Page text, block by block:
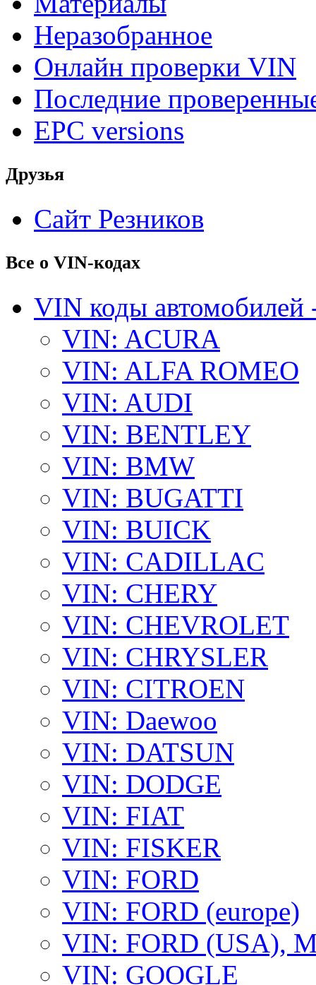
Неразобранное
Онлайн проверки VIN
Последние
EPC versions
Друзья
Сайт Резников
Все о VIN-кодах
VIN коды автомобилей
VIN: ACURA
VIN: ALFA ROMEO
VIN: AUDI
VIN: BENTLEY
VIN: BMW
VIN: BUGATTI
VIN: BUICK
VIN: CADILLAC
VIN: CHERY
VIN: CHEVROLET
VIN: CHRYSLER
VIN: CITROEN
VIN: Daewoo
VIN: DATSUN
VIN: DODGE
VIN: FIAT
VIN: FISKER
VIN: FORD
VIN: FORD (europe)
VIN: FORD (USA),
VIN: GOOGLE